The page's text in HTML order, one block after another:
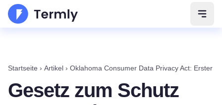
Startseite › Artikel › Oklahoma Consumer Data Privacy Act: Erster
Gesetz zum Schutz